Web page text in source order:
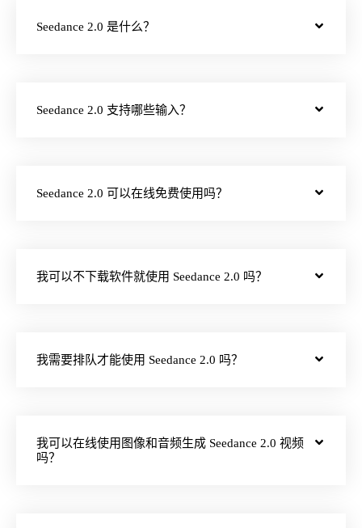
Seedance 2.0 是什么？
Seedance 2.0 支持哪些输入？
Seedance 2.0 可以在线免费使用吗？
我可以不下载软件就使用 Seedance 2.0 吗？
我需要排队才能使用 Seedance 2.0 吗？
我可以在线使用图像和音频生成 Seedance 2.0 视频
吗？